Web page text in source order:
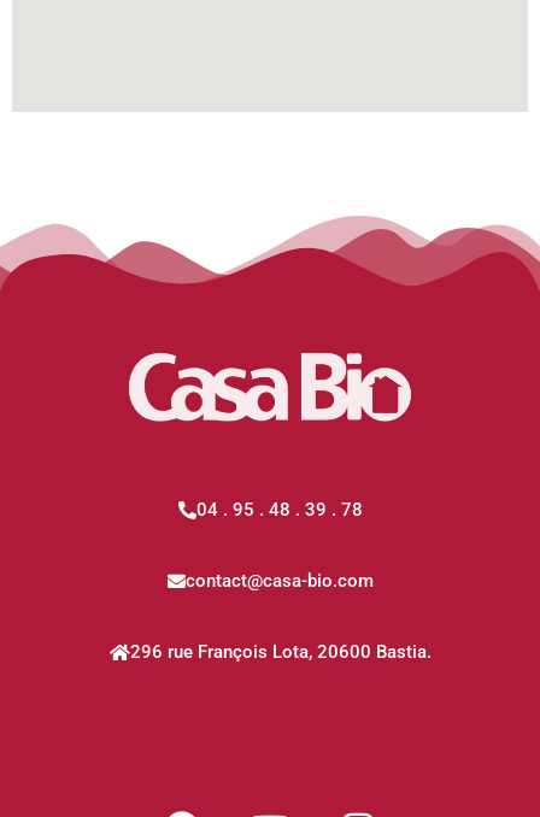
04 . 95 . 48 . 39 . 78
contact@casa-bio.com
296 rue François Lota, 20600 Bastia.